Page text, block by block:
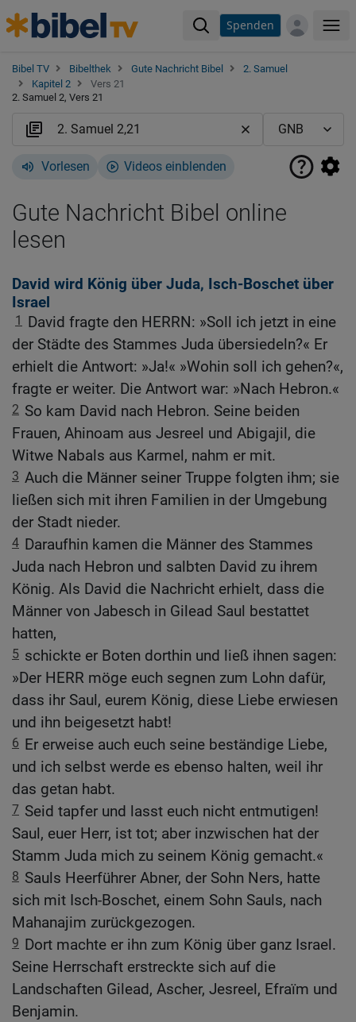
Spenden
Bibel TV Bibelthek Gute Nachricht Bibel
2. Samuel
Kapitel 2
Vers 21
2. Samuel 2, Vers 21
Vorlesen Videos einblenden
Gute Nachricht Bibel online
lesen
David wird König über Juda, Isch-Boschet über
Israel
1
David fragte den HERRN: »Soll ich jetzt in eine
der Städte des Stammes Juda übersiedeln?« Er
erhielt die Antwort: »Ja!« »Wohin soll ich gehen?«,
fragte er weiter. Die Antwort war: »Nach Hebron.«
2 So kam David nach Hebron. Seine beiden
Frauen, Ahinoam aus Jesreel und Abigajil, die
Witwe Nabals aus Karmel, nahm er mit.
3 Auch die Männer seiner Truppe folgten ihm; sie
ließen sich mit ihren Familien in der Umgebung
der Stadt nieder.
4 Daraufhin kamen die Männer des Stammes
Juda nach Hebron und salbten David zu ihrem
König. Als David die Nachricht erhielt, dass die
Männer von Jabesch in Gilead Saul bestattet
hatten,
5 schickte er Boten dorthin und ließ ihnen sagen:
»Der HERR möge euch segnen zum Lohn dafür,
dass ihr Saul, eurem König, diese Liebe erwiesen
und ihn beigesetzt habt!
6 Er erweise auch euch seine beständige Liebe,
und ich selbst werde es ebenso halten, weil ihr
das getan habt.
7 Seid tapfer und lasst euch nicht entmutigen!
Saul, euer Herr, ist tot; aber inzwischen hat der
Stamm Juda mich zu seinem König gemacht.«
8 Sauls Heerführer Abner, der Sohn Ners, hatte
sich mit Isch-Boschet, einem Sohn Sauls, nach
Mahanajim zurückgezogen.
9 Dort machte er ihn zum König über ganz Israel.
Seine Herrschaft erstreckte sich auf die
Landschaften Gilead, Ascher, Jesreel, Efraïm und
Benjamin.